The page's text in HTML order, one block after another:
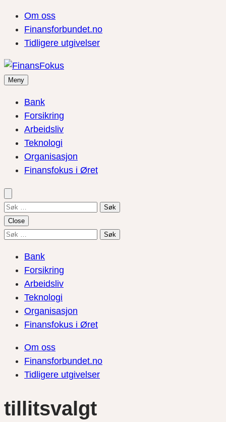
Om oss
Finansforbundet.no
Tidligere utgivelser
Meny
Bank
Forsikring
Arbeidsliv
Teknologi
Organisasjon
Finansfokus i Øret
Søk
etter:
Close
Søk
Bank
Forsikring
Arbeidsliv
Teknologi
Organisasjon
Finansfokus i Øret
Om oss
Finansforbundet.no
Tidligere utgivelser
tillitsvalgt